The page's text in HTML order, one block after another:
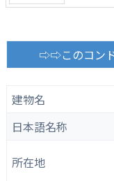
⇨⇨このコン
建物名
日本語名称
所在地